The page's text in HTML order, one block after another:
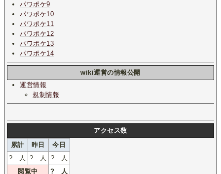
パワポケ9
パワポケ10
パワポケ11
パワポケ12
パワポケ13
パワポケ14
wiki運営の情報公開
運営情報
規制情報
アクセス数
累計
昨日
今日
? 人 ? 人 ? 人
閲覧中
? 人